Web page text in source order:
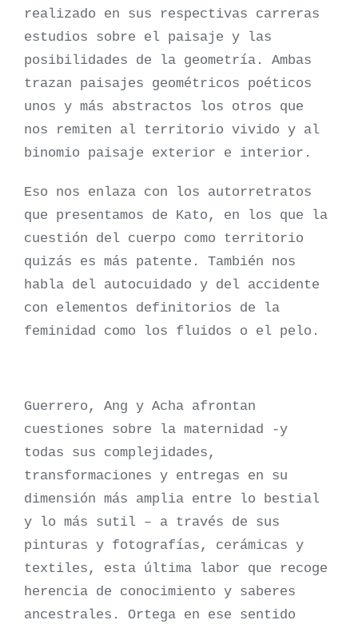
realizado en sus respectivas carreras
estudios sobre el paisaje y las
posibilidades de la geometría. Ambas
trazan paisajes geométricos poéticos
unos y más abstractos los otros que
nos remiten al territorio vivido y al
binomio paisaje exterior e interior.
Eso nos enlaza con los autorretratos
que presentamos de Kato, en los que la
cuestión del cuerpo como territorio
quizás es más patente. También nos
habla del autocuidado y del accidente
con elementos definitorios de la
feminidad como los fluidos o el pelo.
Guerrero, Ang y Acha afrontan
cuestiones sobre la maternidad -y
todas sus complejidades,
transformaciones y entregas en su
dimensión más amplia entre lo bestial
y lo más sutil – a través de sus
pinturas y fotografías, cerámicas y
textiles, esta última labor que recoge
herencia de conocimiento y saberes
ancestrales. Ortega en ese sentido